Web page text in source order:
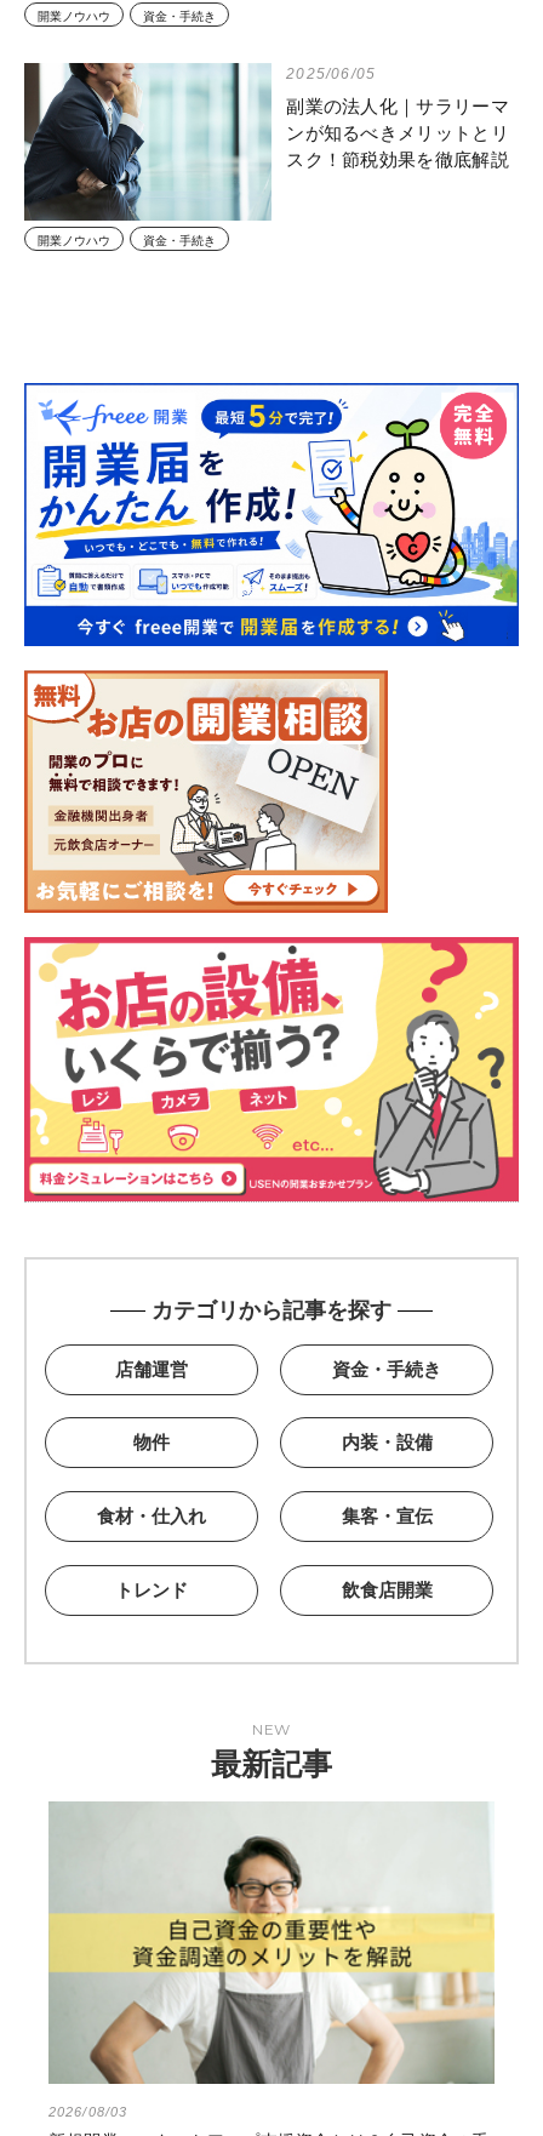
開業ノウハウ 資金・手続き
2025/06/05
副業の法人化｜サラリーマ
ンが知るべきメリットとリ
スク！節税効果を徹底解説
開業ノウハウ 資金・手続き
カテゴリから記事を探す
店舗運営 資金・手続き
物件 内装・設備
食材・仕入れ 集客・宣伝
トレンド 飲食店開業
NEW
最新記事
2026/08/03